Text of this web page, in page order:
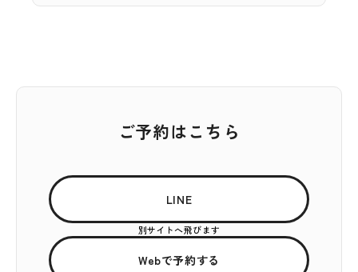
ご予約はこちら
LINE
別サイトへ飛びます
Webで予約する